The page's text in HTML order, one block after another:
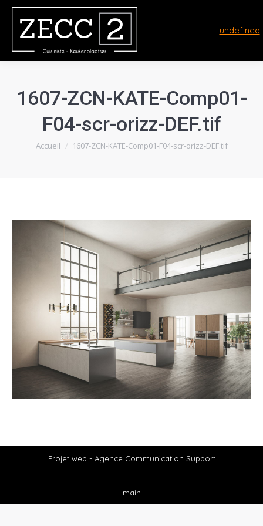
undefined
1607-ZCN-KATE-Comp01-
F04-scr-orizz-DEF.tif
Vous êtes ici :
Accueil 1607-ZCN-KATE-Comp01-F04-scr-orizz-DEF.tif
Projet web - Agence Communication Support
main